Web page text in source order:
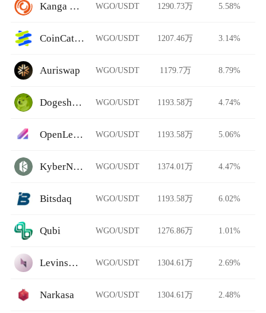
Kanga Exchange WGO/USDT 1290.73万 5.58%
CoinCatch Derivatives WGO/USDT 1207.46万 3.14%
Auriswap WGO/USDT 1179.7万 8.79%
Dogeshrek WGO/USDT 1193.58万 4.74%
OpenLeverage WGO/USDT 1193.58万 5.06%
KyberNetwork WGO/USDT 1374.01万 4.47%
Bitsdaq WGO/USDT 1193.58万 6.02%
Qubi WGO/USDT 1276.86万 1.01%
Levinswap WGO/USDT 1304.61万 2.69%
Narkasa WGO/USDT 1304.61万 2.48%